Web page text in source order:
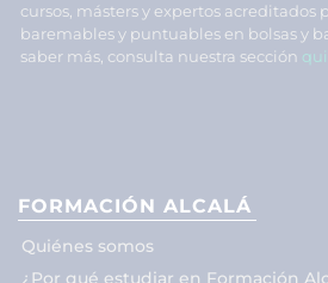
cursos, másters y expertos acreditados
baremables y puntuables en bolsas y
saber más, consulta nuestra sección
FORMACIÓN ALCALÁ
Quiénes somos
¿Por qué estudiar en Formación